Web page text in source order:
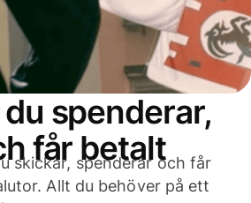
spenderar,
får betalt
skickar, spenderar och får
Allt du behöver på ett